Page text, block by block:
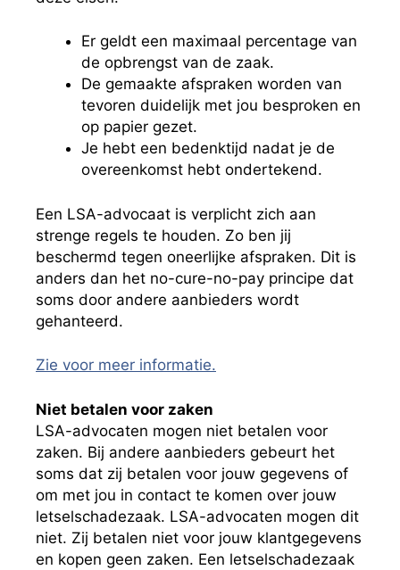
Er geldt een maximaal percentage van
de opbrengst van de zaak.
De gemaakte afspraken worden van
tevoren duidelijk met jou besproken en
op papier gezet.
Je hebt een bedenktijd nadat je de
overeenkomst hebt ondertekend.
Een LSA-advocaat is verplicht zich aan
strenge regels te houden. Zo ben jij
beschermd tegen oneerlijke afspraken. Dit is
anders dan het no-cure-no-pay principe dat
soms door andere aanbieders wordt
gehanteerd.
Zie voor meer informatie.
Niet betalen voor zaken
LSA-advocaten mogen niet betalen voor
zaken. Bij andere aanbieders gebeurt het
soms dat zij betalen voor jouw gegevens of
om met jou in contact te komen over jouw
letselschadezaak. LSA-advocaten mogen dit
niet. Zij betalen niet voor jouw klantgegevens
en kopen geen zaken. Een letselschadezaak